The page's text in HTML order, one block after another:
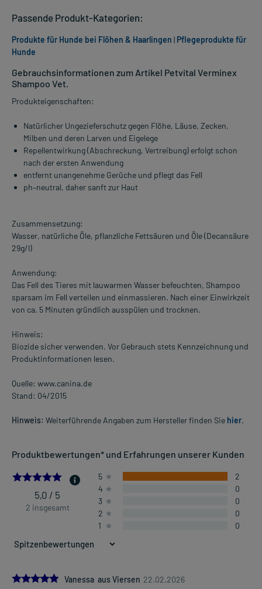
Gebrauchsinformationen zum Artikel Petvital Verminex
Shampoo Vet.
Produkteigenschaften:
Natürlicher Ungezieferschutz gegen Flöhe, Läuse, Zecken,
Milben und deren Larven und Eigelege
Repellentwirkung (Abschreckung, Vertreibung) erfolgt schon
nach der ersten Anwendung
entfernt unangenehme Gerüche und pflegt das Fell
ph–neutral, daher sanft zur Haut
Zusammensetzung:
Wasser, natürliche Öle, pflanzliche Fettsäuren und Öle (Decansäure
29g/l)
Anwendung:
Das Fell des Tieres mit lauwarmen Wasser befeuchten, Shampoo
sparsam im Fell verteilen und einmassieren. Nach einer Einwirkzeit
von ca. 5 Minuten gründlich ausspülen und trocknen.
Hinweis:
Biozide sicher verwenden. Vor Gebrauch stets Kennzeichnung und
Produktinformationen lesen.
Quelle: www.canina.de
Stand: 04/2015
Hinweis: Weiterführende Angaben zum Hersteller finden Sie hier.
Produktbewertungen* und Erfahrungen unserer Kunden
5.0
5,0 / 5
2 insgesamt
5
2
4
0
3
0
2
0
1
0
5.0
Vanessa aus Viersen 22.02.2026
Passende Produkt-Kategorien:
Produkte für Hunde bei Flöhen & Haarlingen | Pflegeprodukte für
Hunde